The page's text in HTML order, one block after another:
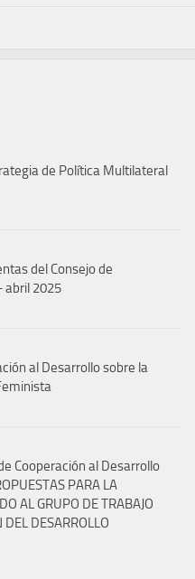
de Política Multilateral
del Consejo de
abril 2025
al Desarrollo sobre la
Cooperación al Desarrollo
PARA LA
AL GRUPO DE TRABAJO
DESARROLLO